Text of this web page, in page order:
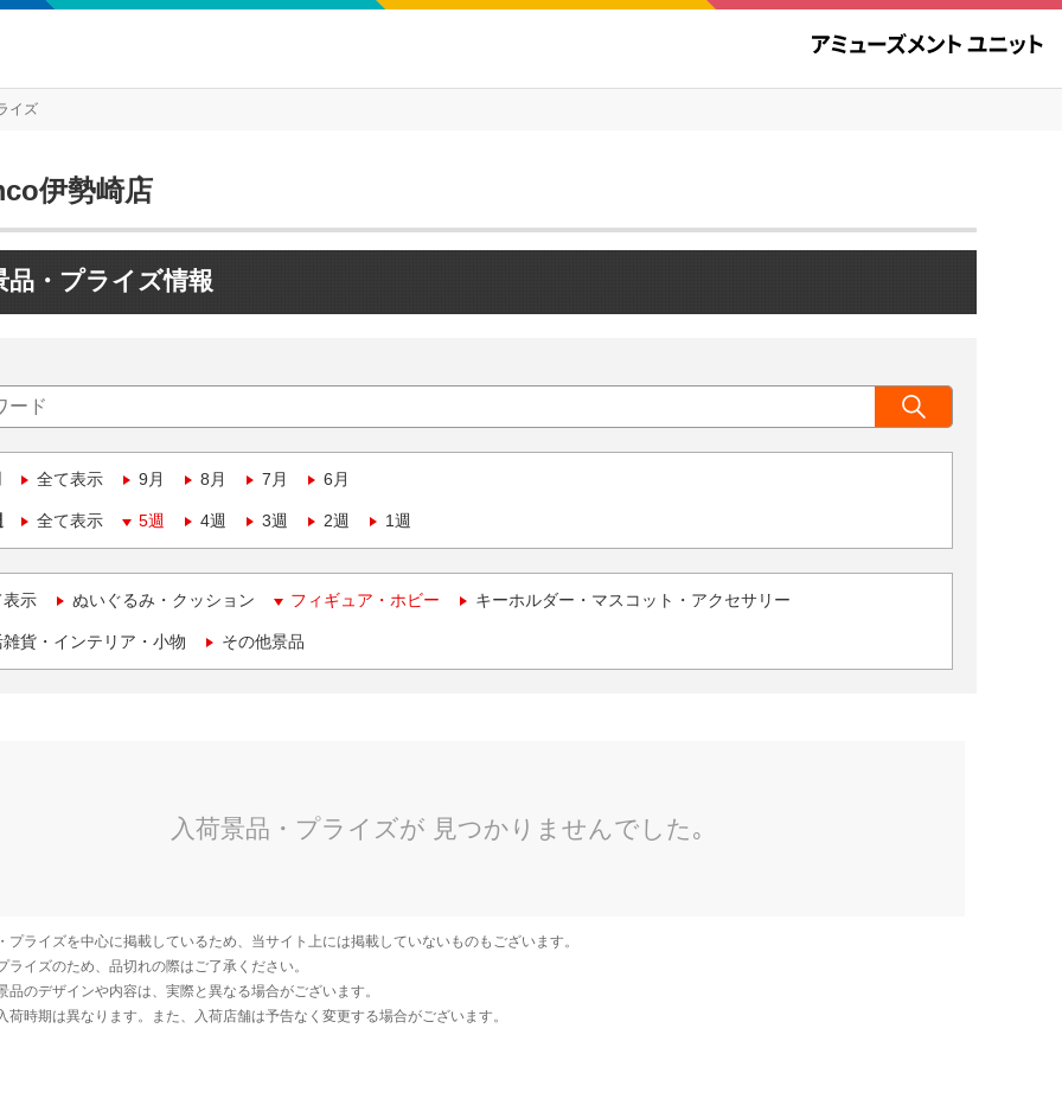
イズ
伊勢崎店
品・プライズ情報
全て表示 9月 8月 7月 6月
全て表示 5週 4週 3週 2週 1週
表示 ぬいぐるみ・クッション フィギュア・ホビー キーホルダー・マスコット・アクセサリー
貨・インテリア・小物 その他景品